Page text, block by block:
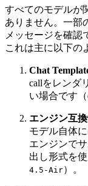
すべてのモデルが
ありません。一部
メッセージを確認
これは主に以下の
Chat
callをレンダ
い場合です（
エンジン互
モデル自体
エンジンで
出し形式を
4.5-Air）。